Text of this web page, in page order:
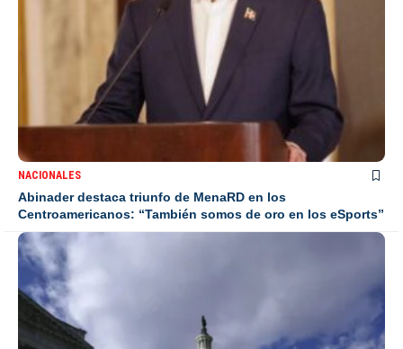
NACIONALES
Abinader destaca triunfo de MenaRD en los
Centroamericanos: “También somos de oro en los eSports”